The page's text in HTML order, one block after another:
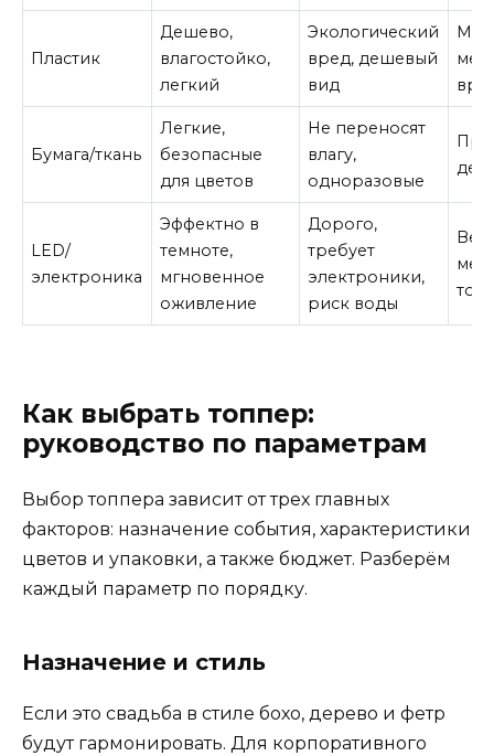
Пластик
Дешево,
влагостойко,
легкий
Экологический
вред, дешевый
вид
Бумага/ткань
Легкие,
безопасные
для цветов
Не переносят
влагу,
одноразовые
LED/
электроника
Эффектно в
темноте,
мгновенное
оживление
Дорого,
требует
электроники,
риск воды
Как выбрать топпер:
руководство по параметрам
Выбор топпера зависит от трех главных
факторов: назначение события, характеристики
цветов и упаковки, а также бюджет. Разберём
каждый параметр по порядку.
Назначение и стиль
Если это свадьба в стиле бохо, дерево и фетр
будут гармонировать. Для корпоративного